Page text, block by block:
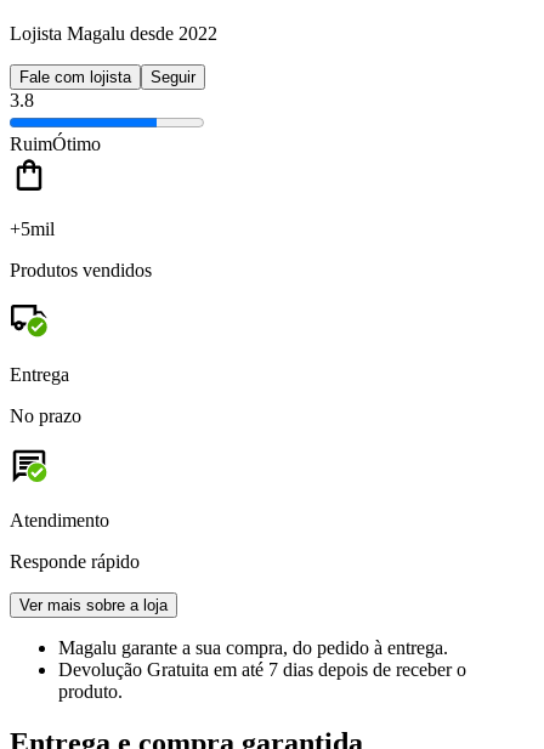
Lojista Magalu desde 2022
Fale com lojista Seguir
3.8
RuimÓtimo
+5mil
Produtos vendidos
Entrega
No prazo
Atendimento
Responde rápido
Ver mais sobre a loja
Magalu garante a sua compra, do pedido à entrega.
Devolução Gratuita em até 7 dias depois de receber o
produto.
Entrega e compra garantida